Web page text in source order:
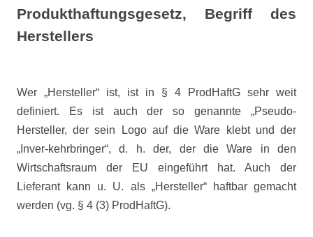
Produkthaftungsgesetz, Begriff des
Herstellers
Wer „Hersteller“ ist, ist in § 4 ProdHaftG sehr weit
definiert. Es ist auch der so genannte „Pseudo-
Hersteller, der sein Logo auf die Ware klebt und der
„Inver-kehrbringer“, d. h. der, der die Ware in den
Wirtschaftsraum der EU eingeführt hat. Auch der
Lieferant kann u. U. als „Hersteller“ haftbar gemacht
werden (vg. § 4 (3) ProdHaftG).